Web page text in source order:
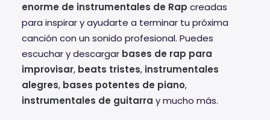
enorme de instrumentales de Rap creadas
para inspirar y ayudarte a terminar tu próxima
canción con un sonido profesional. Puedes
escuchar y descargar bases de rap para
improvisar, beats tristes, instrumentales
alegres, bases potentes de piano,
instrumentales de guitarra y mucho más.